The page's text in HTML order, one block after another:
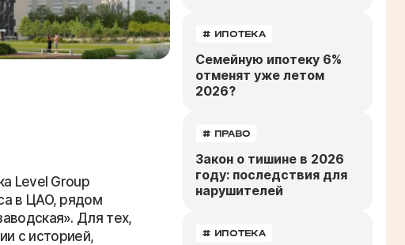
Level Group
в ЦАО, рядом
Для тех,
с историей,
# ИПОТЕКА
Семейную ипотеку 6%
отменят уже летом
2026?
# ПРАВО
Закон о тишине в 2026
году: последствия для
нарушителей
# ИПОТЕКА